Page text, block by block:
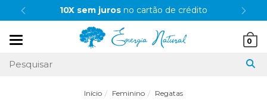
10X sem juros no cartão de crédito
0
Início Feminino Regatas